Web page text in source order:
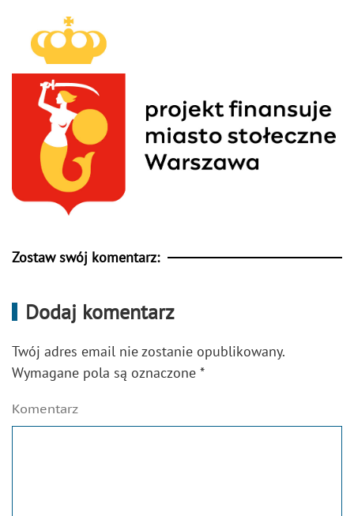
Zostaw swój komentarz:
Dodaj komentarz
Twój adres email nie zostanie opublikowany.
Wymagane pola są oznaczone *
Komentarz